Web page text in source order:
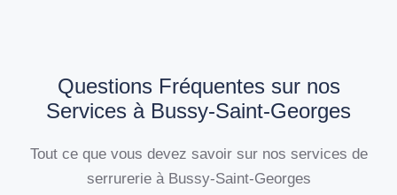
Questions Fréquentes sur nos
Services à Bussy-Saint-Georges
Tout ce que vous devez savoir sur nos services de
serrurerie à Bussy-Saint-Georges